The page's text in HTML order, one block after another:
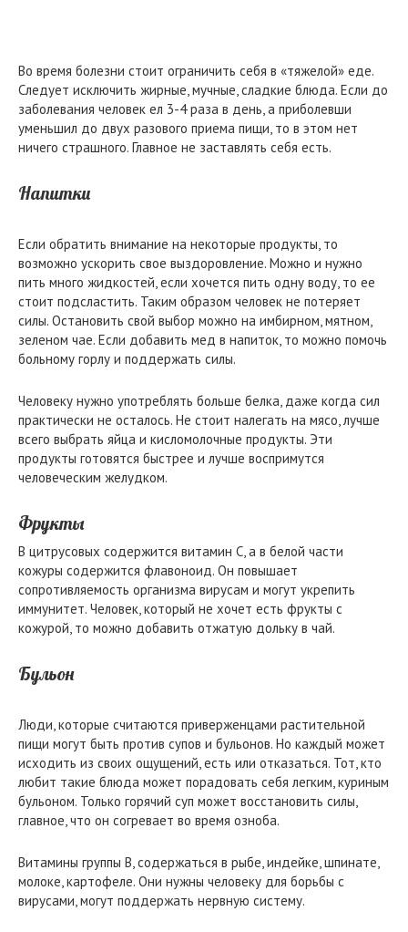
Во время болезни стоит ограничить себя в «тяжелой» еде.
Следует исключить жирные, мучные, сладкие блюда. Если до
заболевания человек ел 3-4 раза в день, а приболевши
уменьшил до двух разового приема пищи, то в этом нет
ничего страшного. Главное не заставлять себя есть.
Напитки
Если обратить внимание на некоторые продукты, то
возможно ускорить свое выздоровление. Можно и нужно
пить много жидкостей, если хочется пить одну воду, то ее
стоит подсластить. Таким образом человек не потеряет
силы. Остановить свой выбор можно на имбирном, мятном,
зеленом чае. Если добавить мед в напиток, то можно помочь
больному горлу и поддержать силы.
Человеку нужно употреблять больше белка, даже когда сил
практически не осталось. Не стоит налегать на мясо, лучше
всего выбрать яйца и кисломолочные продукты. Эти
продукты готовятся быстрее и лучше воспримутся
человеческим желудком.
Фрукты
В цитрусовых содержится витамин С, а в белой части
кожуры содержится флавоноид. Он повышает
сопротивляемость организма вирусам и могут укрепить
иммунитет. Человек, который не хочет есть фрукты с
кожурой, то можно добавить отжатую дольку в чай.
Бульон
Люди, которые считаются приверженцами растительной
пищи могут быть против супов и бульонов. Но каждый может
исходить из своих ощущений, есть или отказаться. Тот, кто
любит такие блюда может порадовать себя легким, куриным
бульоном. Только горячий суп может восстановить силы,
главное, что он согревает во время озноба.
Витамины группы В, содержаться в рыбе, индейке, шпинате,
молоке, картофеле. Они нужны человеку для борьбы с
вирусами, могут поддержать нервную систему.